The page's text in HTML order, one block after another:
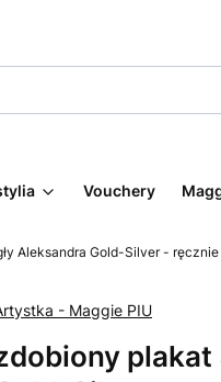
Vouchery
Aleksandra Gold-Silver -
- Maggie PIU
plakat